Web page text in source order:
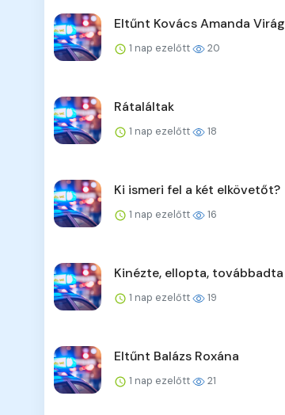
Eltűnt Kovács Amanda Virág
1 nap ezelőtt 20
Rátaláltak
1 nap ezelőtt 18
Ki ismeri fel a két elkövetőt?
1 nap ezelőtt 16
Kinézte, ellopta, továbbadta
1 nap ezelőtt 19
Eltűnt Balázs Roxána
1 nap ezelőtt 21